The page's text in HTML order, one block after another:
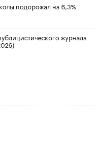
подорожал на 6,3%
журнала